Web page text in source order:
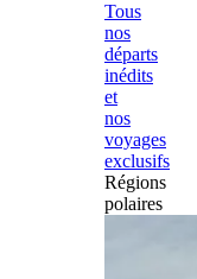
Tous
nos
départs
inédits
et
nos
voyages
exclusifs
Régions
polaires